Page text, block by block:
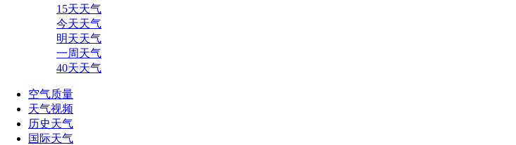
15天天气
今天天气
明天天气
一周天气
40天天气
空气质量
天气视频
历史天气
国际天气